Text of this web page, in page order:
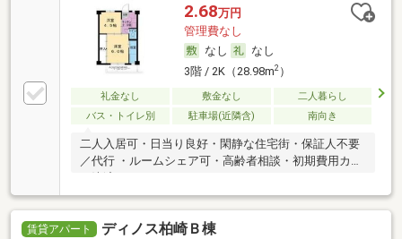
2.68万円
管理費なし
なし
なし
3階 / 2K（28.98m2）
礼金なし 敷金なし
二人暮らし
バス・トイレ別
駐車場(近隣含) 南向き
二人入居可・日当り良好・閑静な住宅街・保証人不要
／代行 ・ルームシェア可・高齢者相談・初期費用カー
賃貸アパート ディノス柏崎Ｂ棟